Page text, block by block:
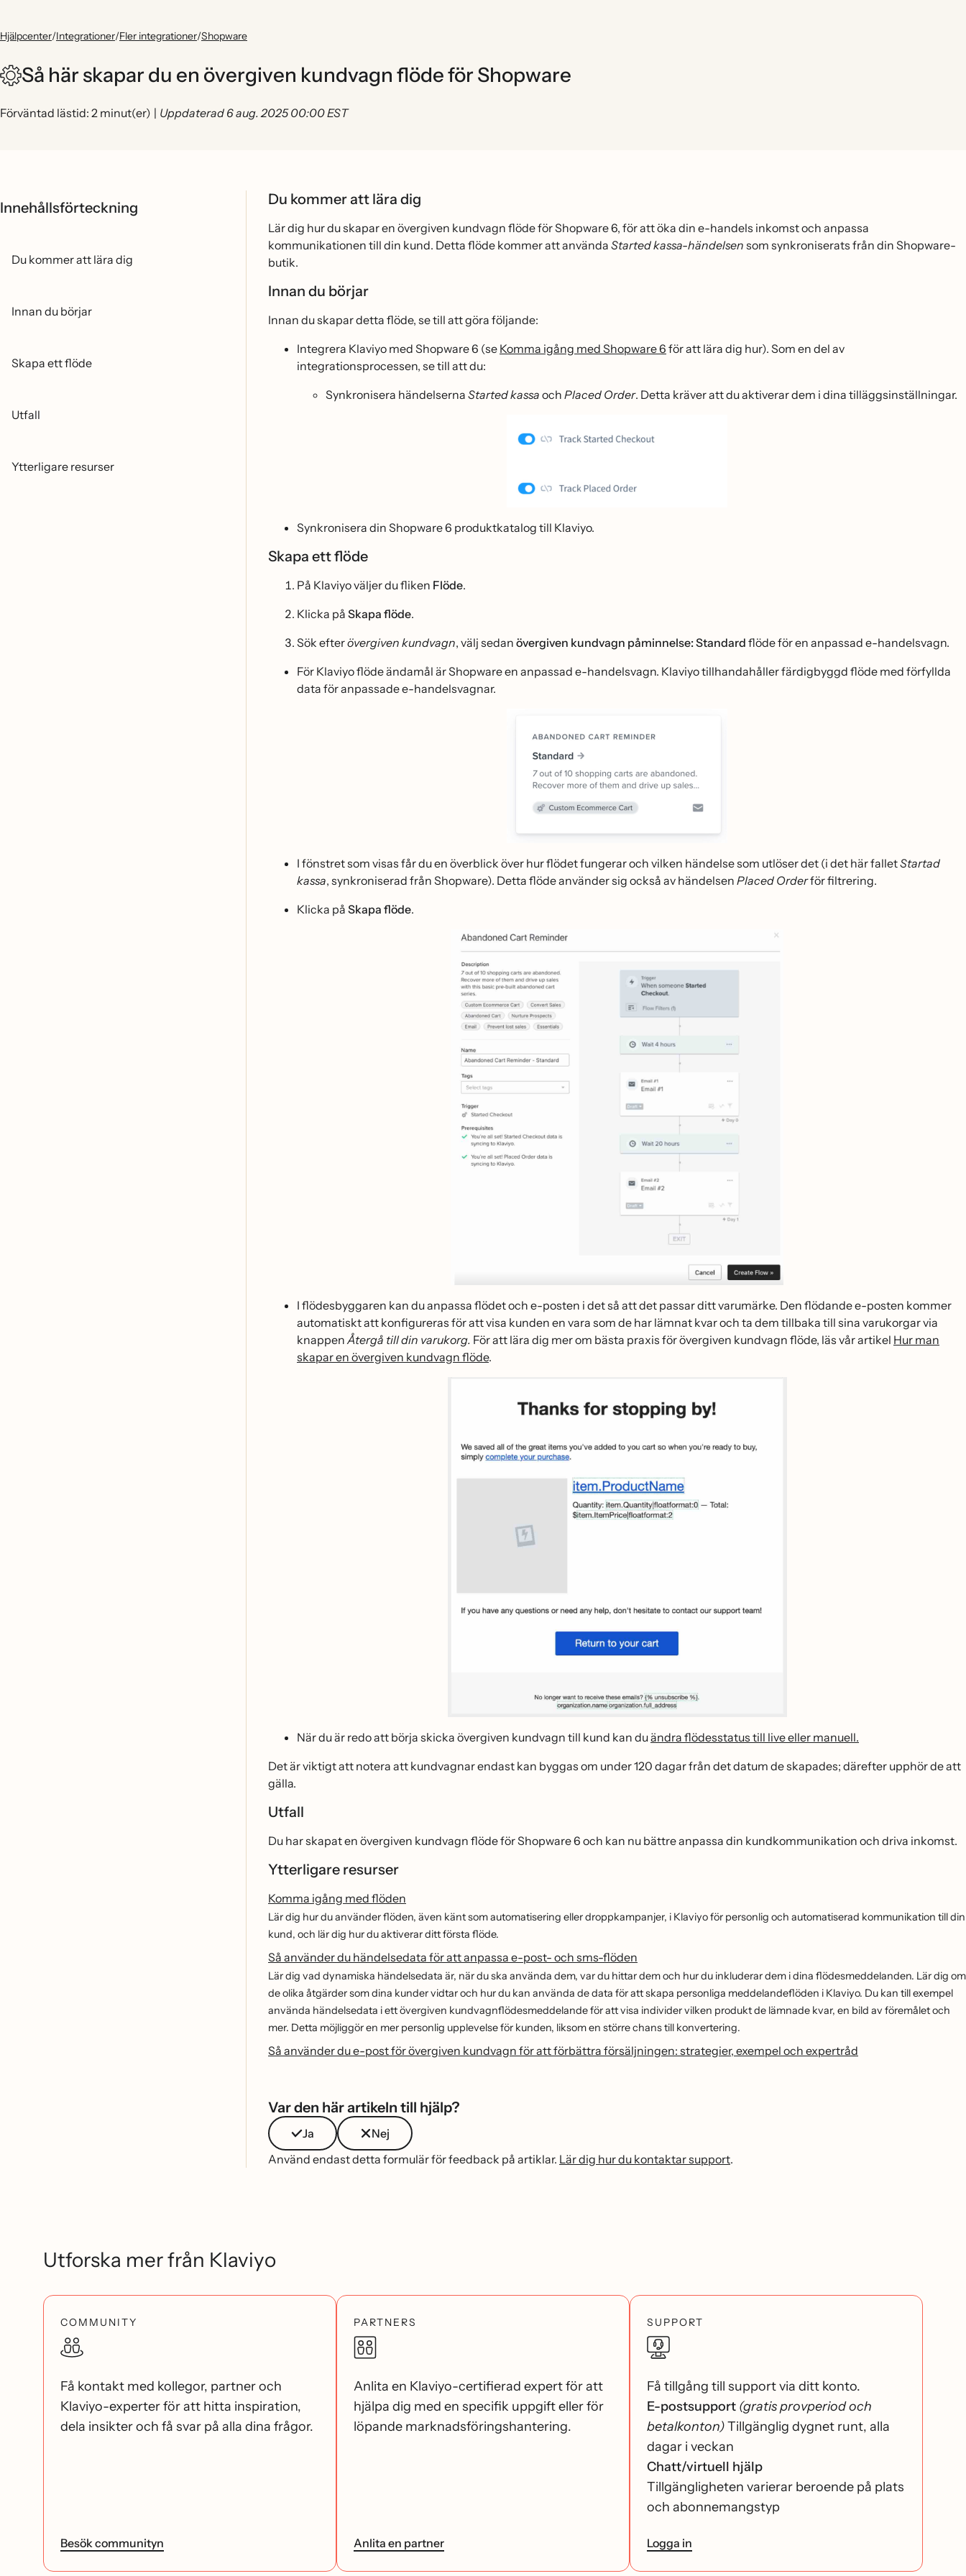
Hjälpcenter/Integrationer/Fler integrationer/Shopware
Så här skapar du en övergiven kundvagn flöde för Shopware
Förväntad lästid: 2 minut(er) | Uppdaterad 6 aug. 2025 00:00 EST
Innehållsförteckning
Du kommer att lära dig
Innan du börjar
Skapa ett flöde
Utfall
Ytterligare resurser
Du kommer att lära dig
Lär dig hur du skapar en övergiven kundvagn flöde för Shopware 6, för att öka din e-handels inkomst och anpassa
kommunikationen till din kund. Detta flöde kommer att använda Started kassa-händelsen som synkroniserats från din Shopware-
butik.
Innan du börjar
Innan du skapar detta flöde, se till att göra följande:
Integrera Klaviyo med Shopware 6 (se Komma igång med Shopware 6 för att lära dig hur). Som en del av
integrationsprocessen, se till att du:
Synkronisera händelserna Started kassa och Placed Order. Detta kräver att du aktiverar dem i dina tilläggsinställningar.
Synkronisera din Shopware 6 produktkatalog till Klaviyo.
Skapa ett flöde
På Klaviyo väljer du fliken Flöde.
Klicka på Skapa flöde.
Sök efterövergiven kundvagn, välj sedan övergiven kundvagn påminnelse: Standard flöde för en anpassad e-handelsvagn.
För Klaviyo flöde ändamål är Shopware en anpassad e-handelsvagn. Klaviyo tillhandahåller färdigbyggd flöde med förfyllda
data för anpassade e-handelsvagnar.
I fönstret som visas får du en överblick över hur flödet fungerar och vilken händelse som utlöser det (i det här falletStartad
kassa, synkroniserad från Shopware). Detta flöde använder sig också av händelsen Placed Orderför filtrering.
Klicka på Skapa flöde.
I flödesbyggaren kan du anpassa flödet och e-posten i det så att det passar ditt varumärke. Den flödande e-posten kommer
automatiskt att konfigureras för att visa kunden en vara som de har lämnat kvar och ta dem tillbaka till sina varukorgar via
knappen Återgå till din varukorg. För att lära dig mer om bästa praxis för övergiven kundvagn flöde, läs vår artikel Hur man
skapar en övergiven kundvagn flöde.
När du är redo att börja skicka övergiven kundvagn till kund kan duändra flödesstatus till live eller manuell.
Det är viktigt att notera att kundvagnar endast kan byggas om under 120 dagar från det datum de skapades; därefter upphör de att
gälla.
Utfall
Du har skapat en övergiven kundvagn flöde för Shopware 6 och kan nu bättre anpassa din kundkommunikation och driva inkomst.
Ytterligare resurser
Komma igång med flöden
Lär dig hur du använder flöden, även känt som automatisering eller droppkampanjer, i Klaviyo för personlig och automatiserad kommunikation till din
kund, och lär dig hur du aktiverar ditt första flöde.
Så använder du händelsedata för att anpassa e-post- och sms-flöden
Lär dig vad dynamiska händelsedata är, när du ska använda dem, var du hittar dem och hur du inkluderar dem i dina flödesmeddelanden. Lär dig om
de olika åtgärder som dina kunder vidtar och hur du kan använda de data för att skapa personliga meddelandeflöden i Klaviyo. Du kan till exempel
använda händelsedata i ett övergiven kundvagnflödesmeddelande för att visa individer vilken produkt de lämnade kvar, en bild av föremålet och
mer. Detta möjliggör en mer personlig upplevelse för kunden, liksom en större chans till konvertering.
Så använder du e-post för övergiven kundvagn för att förbättra försäljningen: strategier, exempel och expertråd
Var den här artikeln till hjälp?
Ja
Nej
Använd endast detta formulär för feedback på artiklar. Lär dig hur du kontaktar support.
Utforska mer från Klaviyo
COMMUNITY
Få kontakt med kollegor, partner och
Klaviyo-experter för att hitta inspiration,
dela insikter och få svar på alla dina frågor.
Besök communityn
PARTNERS
Anlita en Klaviyo-certifierad expert för att
hjälpa dig med en specifik uppgift eller för
löpande marknadsföringshantering.
Anlita en partner
SUPPORT
Få tillgång till support via ditt konto.
E-postsupport (gratis provperiod och
betalkonton)Tillgänglig dygnet runt, alla
dagar i veckan
Chatt/virtuell hjälp
Tillgängligheten varierar beroende på plats
och abonnemangstyp
Logga in